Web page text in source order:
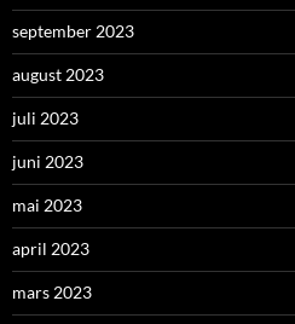
september 2023
august 2023
juli 2023
juni 2023
mai 2023
april 2023
mars 2023